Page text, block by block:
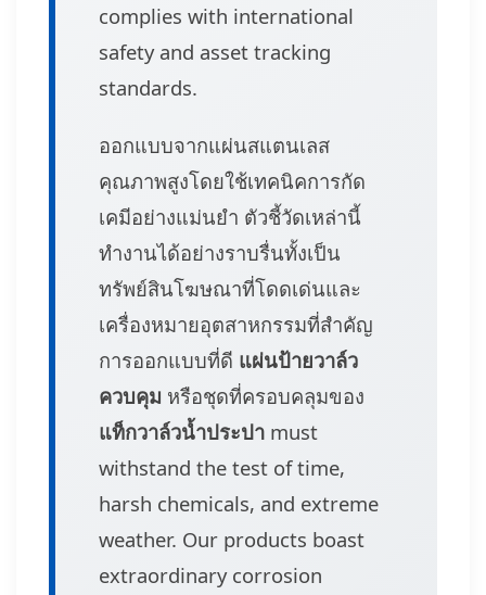
complies with international
safety and asset tracking
standards.
ออกแบบจากแผ่นสแตนเลส
คุณภาพสูงโดยใช้เทคนิคการกัด
เคมีอย่างแม่นยำ ตัวชี้วัดเหล่านี้
ทำงานได้อย่างราบรื่นทั้งเป็น
ทรัพย์สินโฆษณาที่โดดเด่นและ
เครื่องหมายอุตสาหกรรมที่สำคัญ
การออกแบบที่ดี แผ่นป้ายวาล์ว
ควบคุม หรือชุดที่ครอบคลุมของ
แท็กวาล์วน้ำประปา must
withstand the test of time,
harsh chemicals, and extreme
weather. Our products boast
extraordinary corrosion